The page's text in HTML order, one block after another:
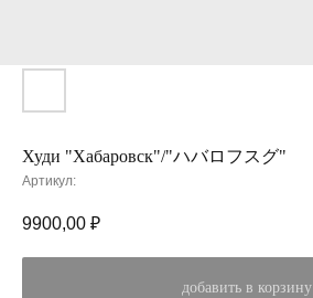
Худи "Хабаровск"/"ハバロフスグ"
Артикул:
9900,00 ₽
добавить в корзину